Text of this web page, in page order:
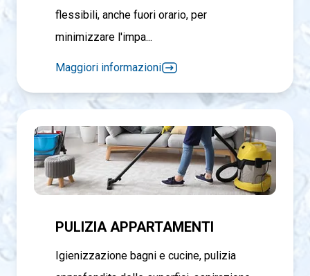
flessibili, anche fuori orario, per
minimizzare l'impa...
Maggiori informazioni
PULIZIA APPARTAMENTI
Igienizzazione bagni e cucine, pulizia